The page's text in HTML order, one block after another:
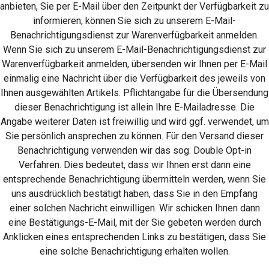
anbieten, Sie per E-Mail über den Zeitpunkt der Verfügbarkeit zu
informieren, können Sie sich zu unserem E-Mail-
Benachrichtigungsdienst zur Warenverfügbarkeit anmelden.
Wenn Sie sich zu unserem E-Mail-Benachrichtigungsdienst zur
Warenverfügbarkeit anmelden, übersenden wir Ihnen per E-Mail
einmalig eine Nachricht über die Verfügbarkeit des jeweils von
Ihnen ausgewählten Artikels. Pflichtangabe für die Übersendung
dieser Benachrichtigung ist allein Ihre E-Mailadresse. Die
Angabe weiterer Daten ist freiwillig und wird ggf. verwendet, um
Sie persönlich ansprechen zu können. Für den Versand dieser
Benachrichtigung verwenden wir das sog. Double Opt-in
Verfahren. Dies bedeutet, dass wir Ihnen erst dann eine
entsprechende Benachrichtigung übermitteln werden, wenn Sie
uns ausdrücklich bestätigt haben, dass Sie in den Empfang
einer solchen Nachricht einwilligen. Wir schicken Ihnen dann
eine Bestätigungs-E-Mail, mit der Sie gebeten werden durch
Anklicken eines entsprechenden Links zu bestätigen, dass Sie
eine solche Benachrichtigung erhalten wollen.